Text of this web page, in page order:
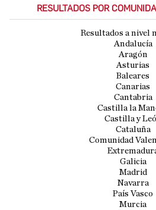
RESULTADOS POR
Resultados a nivel
Andalucía
Aragón
Asturias
Baleares
Canarias
Cantabria
Castilla la
Castilla y
Cataluña
Comunidad
Galicia
Madrid
Navarra
País Vasco
Murcia